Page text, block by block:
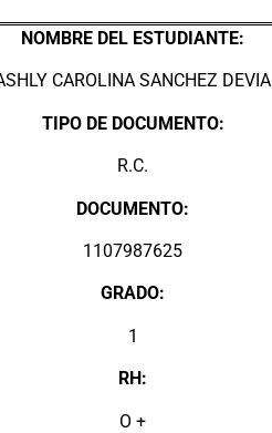
NOMBRE DEL ESTUDIANTE:
CAROLINA SANCHEZ DEVIA
TIPO DE DOCUMENTO:
R.C.
DOCUMENTO:
1107987625
GRADO:
1
RH:
O +